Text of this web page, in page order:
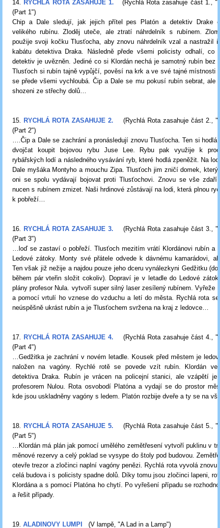
14. RYCHLÁ ROTA ZASAHUJE 1. (Rychlá Rota zasahuje část 1.,
(Part 1")
Chip a Dale sledují, jak jejich přítel pes Platón a detektiv Drake
velikého rubínu. Zloděj uteče, ale ztratí náhrdelník s rubínem.
použije svoji kočku Tlusťocha, aby znovu náhrdelník vzal a nastražil
kabátu detektiva Draka. Následně přede všemi policisty odhalí,
detektiv je uvězněn. Jediné co si Klordán nechá je samotný rubín bez
Tlusťoch si rubín tajně vypůjčí, pověsí na krk a ve své tajné místnosti
se přede všemi vychloubá. Čip a Dale se mu pokusí rubín sebrat, ale
shozeni ze střechy dolů…
15. RYCHLÁ ROTA ZASAHUJE 2. (Rychlá Rota zasahuje část 2.,
(Part 2")
….Čip a Dale se zachrání a pronásledují znovu Tlusťocha. Ten si hodlá
dvojčat koupit bojovou rybu Juse Lee. Rybu pak využije k
rybářských lodí a následného vysávání ryb, které hodlá zpeněžit. Na
Dale myšáka Montyho a mouchu Zipa. Tlusťoch jim zničí domek,
oni se spolu vydávají bojovat proti Tlusťochovi. Znovu se vše
nucen s rubínem zmizet. Naši hrdinové zůstávají na lodi, která plnou
k pobřeží…
16. RYCHLÁ ROTA ZASAHUJE 3. (Rychlá Rota zasahuje část 3.,
(Part 3")
…loď se zastaví o pobřeží. Tlusťoch mezitím vrátí Klordánovi rubín a
Ledové zátoky. Monty své přátele odvede k dávnému kamarádovi,
Ten však již nežije a najdou pouze jeho dceru vynálezkyni Gedžitku
během pár vteřin složit cokoliv). Dopraví je v letadle do Ledové
plány profesor Nula. vytvoří super silný laser zesílený rubínem. Vyřeže
a pomocí vrtulí ho vznese do vzduchu a letí do města. Rychlá rota
neúspěšně ukrást rubín a je Tlusťochem svržena na kraj z ledovce…
17. RYCHLÁ ROTA ZASAHUJE 4. (Rychlá Rota zasahuje část 4.,
(Part 4")
…Gedžitka je zachrání v novém letadle. Kousek před městem je
naložen na vagóny. Rychlé rotě se povede vzít rubín. Klordán ve
detektiva Draka. Rubín je vrácen na policejní stanici, ale vzápětí je
profesorem Nulou. Rota osvobodí Platóna a vydají se do prostor
kde jsou uskladněny vagóny s ledem. Platón rozbije dveře a ty se na
18. RYCHLÁ ROTA ZASAHUJE 5. (Rychlá Rota zasahuje část 5.,
(Part 5")
…Klordán má plán jak pomocí umělého zemětřesení vytvoří puklinu v
měnové rezervy a celý poklad se vysype do štoly pod budovou.
otevře trezor a zločinci naplní vagóny penězi. Rychlá rota vyvolá znovu
celá budova i s policisty spadne dolů. Díky tomu jsou zločinci lapeni,
Klordána a s pomocí Platóna ho chytí. Po vyřešení případu se
a řešit případy.
19. ALADINOVY LUMPI (V lampě, "A Lad in a Lamp")